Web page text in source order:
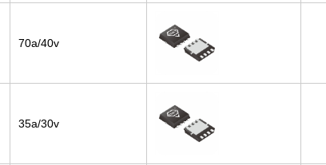
70a/40v
35a/30v